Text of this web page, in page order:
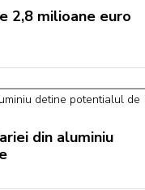
2,8 milioane euro
din aluminiu